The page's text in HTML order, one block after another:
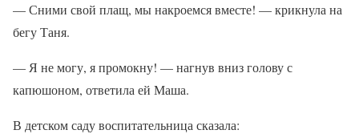
— Сними свой плащ, мы накроемся вместе! — крикнула на
бегу Таня.
— Я не могу, я промокну! — нагнув вниз голову с
капюшоном, ответила ей Маша.
В детском саду воспитательница сказала: